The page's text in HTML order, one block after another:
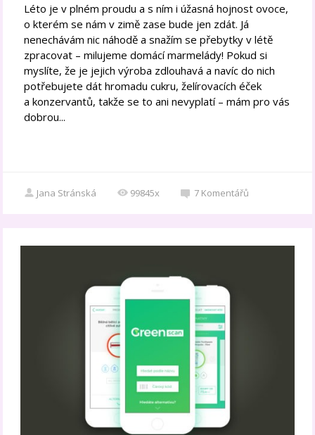
Léto je v plném proudu a s ním i úžasná hojnost ovoce,
o kterém se nám v zimě zase bude jen zdát. Já
nenechávám nic náhodě a snažím se přebytky v létě
zpracovat – milujeme domácí marmelády! Pokud si
myslíte, že je jejich výroba zdlouhavá a navíc do nich
potřebujete dát hromadu cukru, želírovacích éček
a konzervantů, takže se to ani nevyplatí – mám pro vás
dobrou...
Jana Stránská 99845x 7 Komentářů